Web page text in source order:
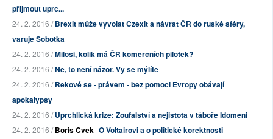
přijmout uprc...
24. 2. 2016 /Brexit může vyvolat Czexit a návrat ČR do ruské sféry,
varuje Sobotka
24. 2. 2016 /Miloši, kolik má ČR komerčních pilotek?
24. 2. 2016 /Ne, to není názor. Vy se mýlíte
24. 2. 2016 /Řekové se - právem - bez pomoci Evropy obávají
apokalypsy
24. 2. 2016 /Uprchlická krize: Zoufalství a nejistota v táboře Idomeni
24. 2. 2016 /Boris Cvek O Voltairovi a o politické korektnosti